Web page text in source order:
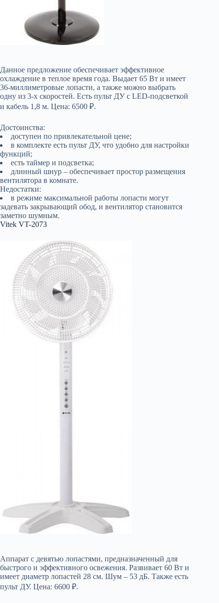
Данное предложение обеспечивает эффективное
охлаждение в теплое время года. Выдает 65 Вт и имеет
36-миллиметровые лопасти, а также можно выбрать
одну из 3-х скоростей. Есть пульт ДУ с LED-подсветкой
и кабель 1,8 м. Цена: 6500 ₽.
Достоинства:
доступен по привлекательной цене;
в комплекте есть пульт ДУ, что удобно для настройки
функций;
есть таймер и подсветка;
длинный шнур – обеспечивает простор размещения
вентилятора в комнате.
Недостатки:
в режиме максимальной работы лопасти могут
задевать закрывающий обод, и вентилятор становится
заметно шумным.
Vitek VT-2073
Аппарат с девятью лопастями, предназначенный для
быстрого и эффективного освежения. Развивает 60 Вт и
имеет диаметр лопастей 28 см. Шум – 53 дБ. Также есть
пульт ДУ. Цена: 6600 ₽.